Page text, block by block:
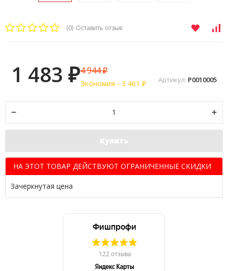
(0) Оставить отзыв
Артикул: P0010005
1 483 ₽4 944₽
Экономия - 3 461 ₽
Купить
НА ЭТОТ ТОВАР ДЕЙСТВУЮТ ОГРАНИЧЕННЫЕ СКИДКИ
Зачеркнутая цена